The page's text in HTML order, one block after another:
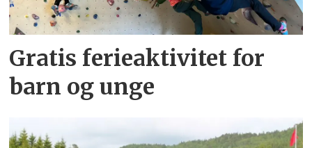
Gratis ferieaktivitet for
barn og unge